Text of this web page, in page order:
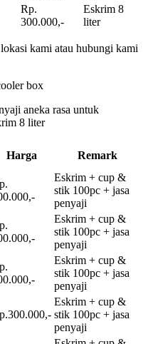
Rp.
300.000,-
Eskrim 8
liter
kami atau hubungi kami
aneka rasa untuk
8 liter
Harga Remark
Eskrim + cup &
stik 100pc + jasa
penyaji
Eskrim + cup &
stik 100pc + jasa
penyaji
Eskrim + cup &
stik 100pc + jasa
penyaji
Eskrim + cup &
stik 100pc + jasa
penyaji